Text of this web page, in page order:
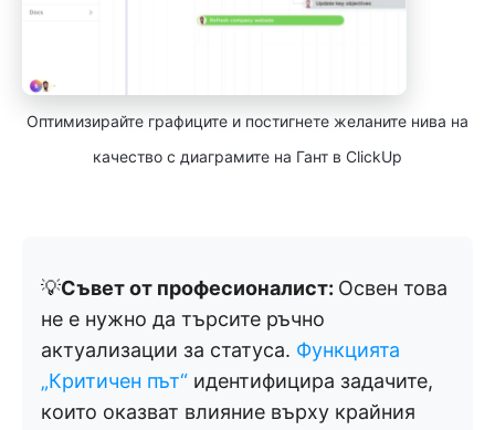
Оптимизирайте графиците и постигнете желаните нива на
качество с диаграмите на Гант в ClickUp
💡Съвет от професионалист: Освен това
не е нужно да търсите ръчно
актуализации за статуса. Функцията
„Критичен път“ идентифицира задачите,
които оказват влияние върху крайния